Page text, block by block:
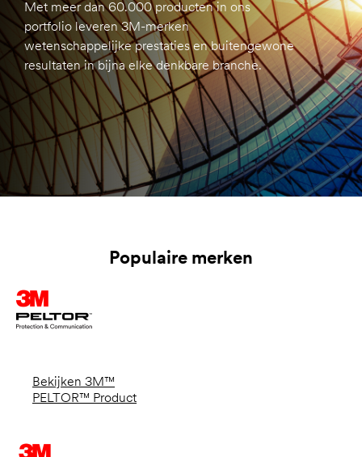
Met meer dan 60.000 producten in ons
portfolio leveren 3M-merken
wetenschappelijke prestaties en buitengewone
resultaten in bijna elke denkbare branche.
Populaire merken
Bekijken 3M™
PELTOR™ Product